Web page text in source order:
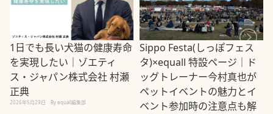
1日でも長い犬猫の健康寿命
を実現したい｜ゾエティ
ス・ジャパン株式会社 村瀬
正典
2026年5月29日 By equall編集部
Sippo Festa(しっぽフェス
タ)×equall 特設ページ｜ド
ッグトレーナー今村真也が
ペットイベントの魅力とイ
ベント参加時の注意点も解